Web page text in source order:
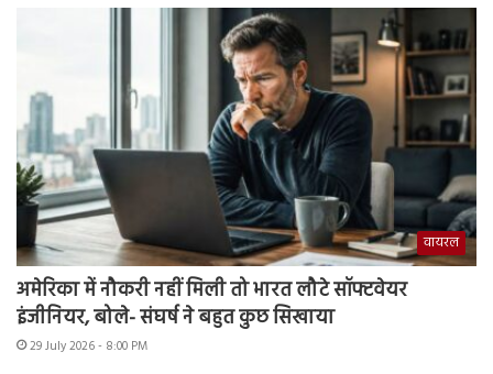
वायरल
अमेरिका में नौकरी नहीं मिली तो भारत लौटे सॉफ्टवेयर
इंजीनियर, बोले- संघर्ष ने बहुत कुछ सिखाया
29 July 2026 - 8:00 PM